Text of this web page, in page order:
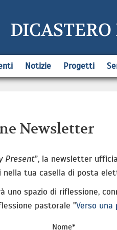
Notizie Progetti
Newsletter
Present”, la newsletter
nella tua casella di posta
uno spazio di riflessione,
pastorale "Verso una
Nome*